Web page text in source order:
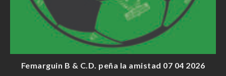
Femarguin B & C.D. peña la amistad 07 04 2026